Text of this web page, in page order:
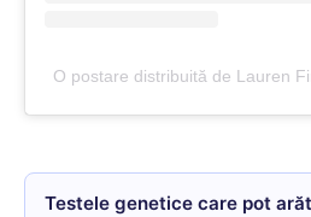
O postare distribuită de Lauren
Testele genetice care pot